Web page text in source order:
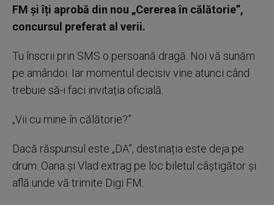
FM și îți aprobă din nou „Cererea în călătorie”,
concursul preferat al verii.
Tu înscrii prin SMS o persoană dragă. Noi vă sunăm
pe amândoi. Iar momentul decisiv vine atunci când
trebuie să-i faci invitația oficială:
„Vii cu mine în călătorie?”
Dacă răspunsul este „DA”, destinația este deja pe
drum. Oana și Vlad extrag pe loc biletul câștigător și
află unde vă trimite Digi FM.